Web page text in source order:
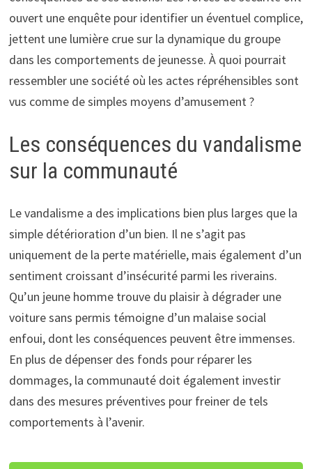
ouvert une enquête pour identifier un éventuel complice,
jettent une lumière crue sur la dynamique du groupe
dans les comportements de jeunesse. À quoi pourrait
ressembler une société où les actes répréhensibles sont
vus comme de simples moyens d’amusement ?
Les conséquences du vandalisme
sur la communauté
Le vandalisme a des implications bien plus larges que la
simple détérioration d’un bien. Il ne s’agit pas
uniquement de la perte matérielle, mais également d’un
sentiment croissant d’insécurité parmi les riverains.
Qu’un jeune homme trouve du plaisir à dégrader une
voiture sans permis témoigne d’un malaise social
enfoui, dont les conséquences peuvent être immenses.
En plus de dépenser des fonds pour réparer les
dommages, la communauté doit également investir
dans des mesures préventives pour freiner de tels
comportements à l’avenir.